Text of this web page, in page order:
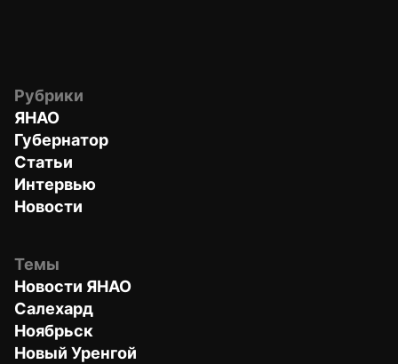
Рубрики
ЯНАО
Губернатор
Статьи
Интервью
Новости
Темы
Новости ЯНАО
Салехард
Ноябрьск
Новый Уренгой